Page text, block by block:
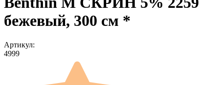
бежевый, 300 см *
Артикул:
4999